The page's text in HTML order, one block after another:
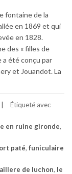
fontaine de la
en 1869 et qui
en 1828.
des « filles de
a été conçu par
et Jouandot. La
Étiqueté avec
en ruine gironde,
paté, funiculaire
de luchon, le